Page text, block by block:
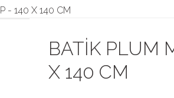
- 140 X 140 CM
BATİK PLUM
X 140 CM